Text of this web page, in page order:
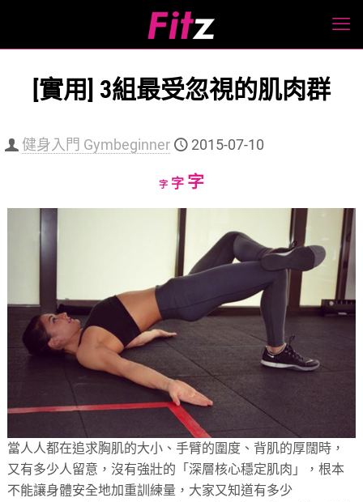
[實用] 3組最受忽視的肌肉群
健身入門 Gymbeginner 2015-07-10
字Decrease
size.
字Reset
size.
字Increase
當人人都在追求胸肌的大小、手臂的圍度、背肌的厚闊時，
又有多少人留意，沒有強壯的「深層核心穩定肌肉」，根本
不能讓身體安全地加重訓練量，大家又知道有多少